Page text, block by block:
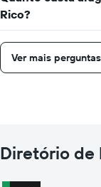
Rico?
Ver mais
Diretório de